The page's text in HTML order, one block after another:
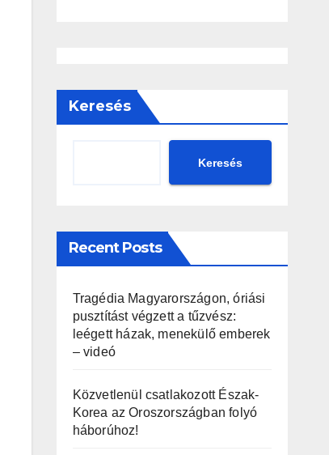
Keresés
Keresés
Recent Posts
Tragédia Magyarországon, óriási
pusztítást végzett a tűzvész:
leégett házak, menekülő emberek
– videó
Közvetlenül csatlakozott Észak-
Korea az Oroszországban folyó
háborúhoz!